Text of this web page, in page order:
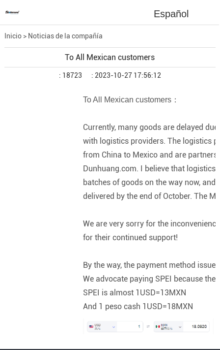
Español
Inicio> Noticias de la compañía
To All Mexican customers
: 18723 : 2023-10-27 17:56:12
To All Mexican customers：
Currently, many goods are delayed
with logistics providers. The logistics
from China to Mexico and are
Dunhuang.com. I believe that
batches of goods on the way now,
delivered by the end of October. The
We are very sorry for the
for their continued support!
By the way, the payment method issue
We advocate paying SPEI because
SPEI is almost 1USD=13MXN
And 1 peso cash 1USD=18MXN